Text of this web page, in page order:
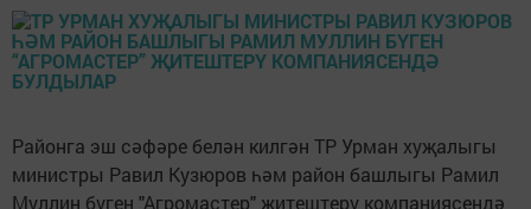
Районга эш сәфәре белән килгән ТР Урман хуҗалыгы
министры Равил Кузюров һәм район башлыгы Рамил
Муллин бүген "Агромастер" җитештерү компаниясендә